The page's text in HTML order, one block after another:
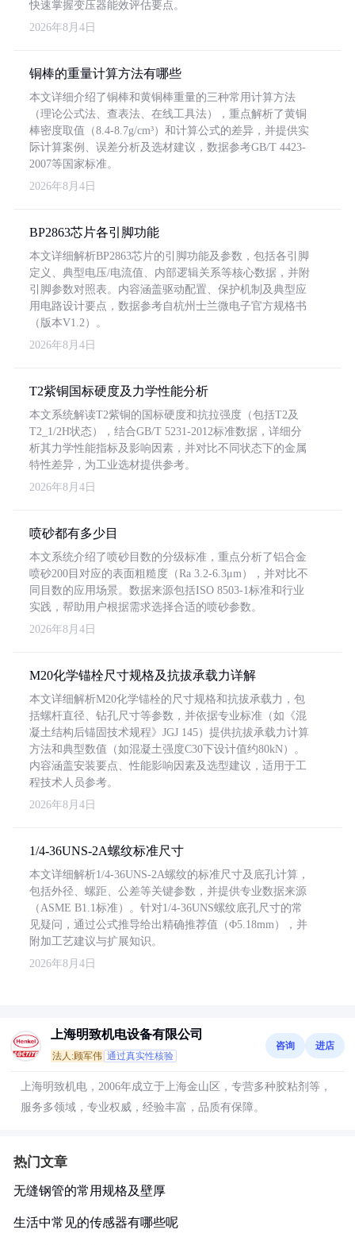
快速掌握变压器能效评估要点。
2026年8月4日
铜棒的重量计算方法有哪些
本文详细介绍了铜棒和黄铜棒重量的三种常用计算方法
（理论公式法、查表法、在线工具法），重点解析了黄铜
棒密度取值（8.4-8.7g/cm³）和计算公式的差异，并提供实
际计算案例、误差分析及选材建议，数据参考GB/T 4423-
2007等国家标准。
2026年8月4日
BP2863芯片各引脚功能
本文详细解析BP2863芯片的引脚功能及参数，包括各引脚
定义、典型电压/电流值、内部逻辑关系等核心数据，并附
引脚参数对照表。内容涵盖驱动配置、保护机制及典型应
用电路设计要点，数据参考自杭州士兰微电子官方规格书
（版本V1.2）。
2026年8月4日
T2紫铜国标硬度及力学性能分析
本文系统解读T2紫铜的国标硬度和抗拉强度（包括T2及
T2_1/2H状态），结合GB/T 5231-2012标准数据，详细分
析其力学性能指标及影响因素，并对比不同状态下的金属
特性差异，为工业选材提供参考。
2026年8月4日
喷砂都有多少目
本文系统介绍了喷砂目数的分级标准，重点分析了铝合金
喷砂200目对应的表面粗糙度（Ra 3.2-6.3μm），并对比不
同目数的应用场景。数据来源包括ISO 8503-1标准和行业
实践，帮助用户根据需求选择合适的喷砂参数。
2026年8月4日
M20化学锚栓尺寸规格及抗拔承载力详解
本文详细解析M20化学锚栓的尺寸规格和抗拔承载力，包
括螺杆直径、钻孔尺寸等参数，并依据专业标准（如《混
凝土结构后锚固技术规程》JGJ 145）提供抗拔承载力计算
方法和典型数值（如混凝土强度C30下设计值约80kN）。
内容涵盖安装要点、性能影响因素及选型建议，适用于工
程技术人员参考。
2026年8月4日
1/4-36UNS-2A螺纹标准尺寸
本文详细解析1/4-36UNS-2A螺纹的标准尺寸及底孔计算，
包括外径、螺距、公差等关键参数，并提供专业数据来源
（ASME B1.1标准）。针对1/4-36UNS螺纹底孔尺寸的常
见疑问，通过公式推导给出精确推荐值（Φ5.18mm），并
附加工艺建议与扩展知识。
2026年8月4日
上海明致机电设备有限公司
法人:顾军伟 通过真实性核验
咨询 进店
上海明致机电，2006年成立于上海金山区，专营多种胶粘剂等，
服务多领域，专业权威，经验丰富，品质有保障。
热门文章
无缝钢管的常用规格及壁厚
生活中常见的传感器有哪些呢